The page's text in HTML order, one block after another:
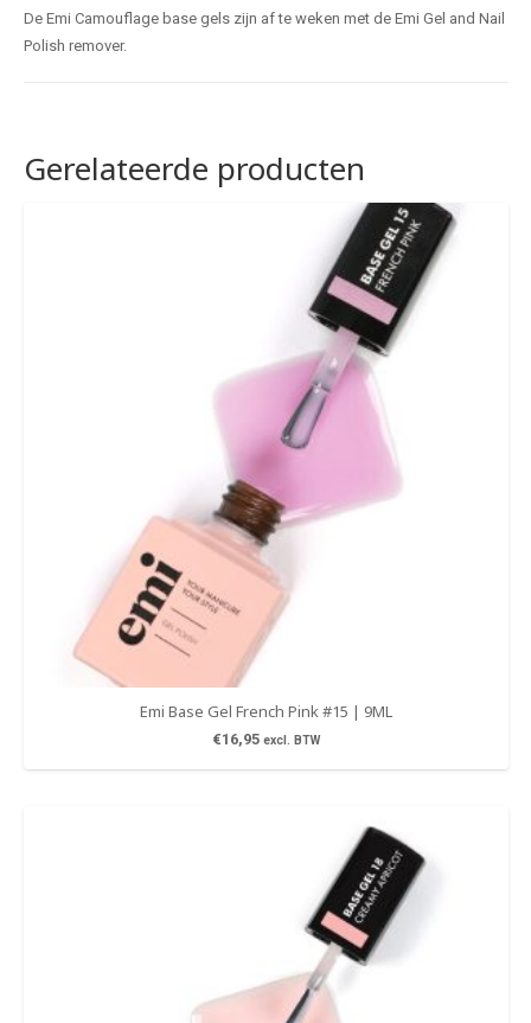
De Emi Camouflage base gels zijn af te weken met de Emi Gel and Nail
Polish remover.
Gerelateerde producten
Emi Base Gel French Pink #15 | 9ML
€16,95 excl. BTW